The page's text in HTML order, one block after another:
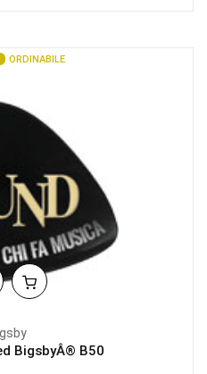
ORDINABILE
BigsbyÂ® B50